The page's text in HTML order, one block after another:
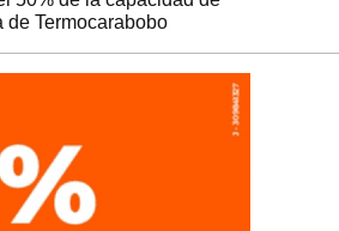
Termocarabobo